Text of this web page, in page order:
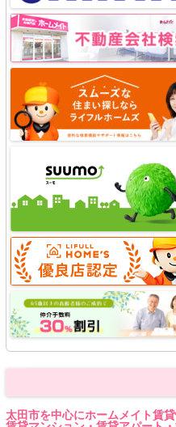
太田市を中心にホームメイト賃